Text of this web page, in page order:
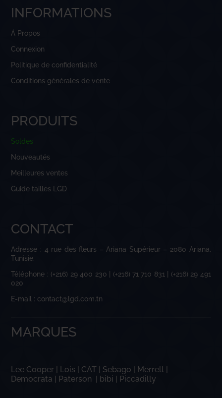
INFORMATIONS
À Propos
Connexion
Politique de confidentialité
Conditions générales de vente
PRODUITS
Soldes
Nouveautés
Meilleures ventes
Guide tailles LGD
CONTACT
Adresse : 4 rue des fleurs – Ariana Supérieur – 2080 Ariana,
Tunisie.
Téléphone : (+216) 29 400 230 | (+216) 71 710 831 | (+216) 29 491
020
E-mail : contact@lgd.com.tn
MARQUES
Lee Cooper Lois CAT Sebago Merrell
Democrata
Paterson bibi Piccadilly